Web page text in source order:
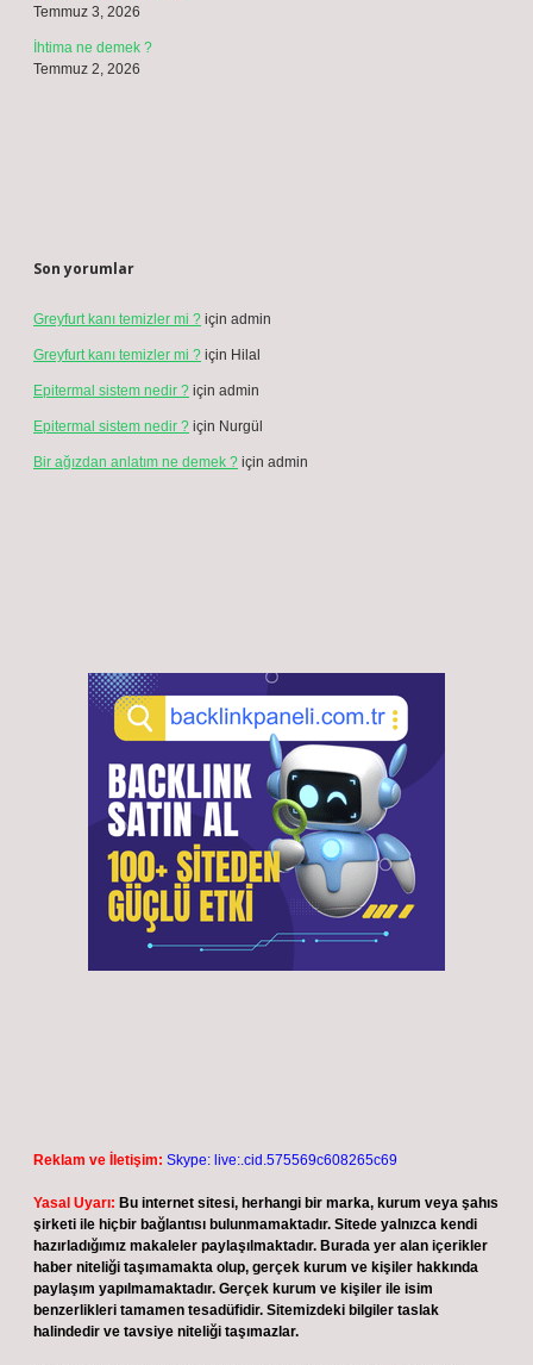
Temmuz 3, 2026
İhtima ne demek ?
Temmuz 2, 2026
Son yorumlar
Greyfurt kanı temizler mi ? için admin
Greyfurt kanı temizler mi ? için Hilal
Epitermal sistem nedir ? için admin
Epitermal sistem nedir ? için Nurgül
Bir ağızdan anlatım ne demek ? için admin
Reklam ve İletişim: Skype: live:.cid.575569c608265c69
Yasal Uyarı: Bu internet sitesi, herhangi bir marka, kurum veya şahıs
şirketi ile hiçbir bağlantısı bulunmamaktadır. Sitede yalnızca kendi
hazırladığımız makaleler paylaşılmaktadır. Burada yer alan içerikler
haber niteliği taşımamakta olup, gerçek kurum ve kişiler hakkında
paylaşım yapılmamaktadır. Gerçek kurum ve kişiler ile isim
benzerlikleri tamamen tesadüfidir. Sitemizdeki bilgiler taslak
halindedir ve tavsiye niteliği taşımazlar.